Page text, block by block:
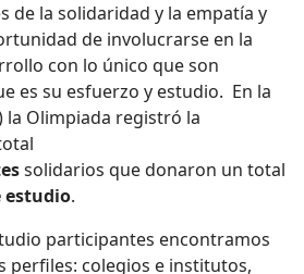
de la solidaridad y la empatía y
de involucrarse en la
con lo único que son
es su esfuerzo y estudio. En la
la Olimpiada registró la
solidarios que donaron un total
estudio.
participantes encontramos
perfiles: colegios e institutos,